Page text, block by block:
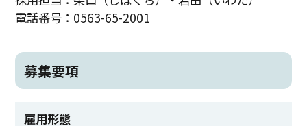
電話番号：0563-65-2001
募集要項
雇用形態